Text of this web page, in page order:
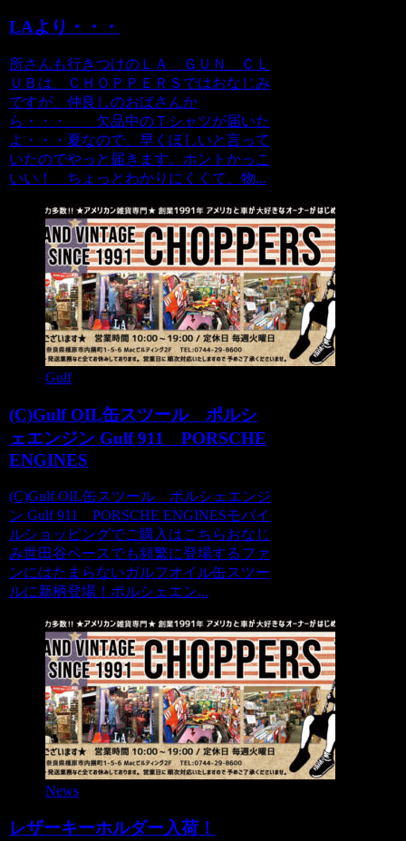
LAより・・・
所さんも行きつけのＬＡ ＧＵＮ ＣＬ
ＵＢは、ＣＨＯＰＰＥＲＳではおなじみ
ですが、仲良しのおばさんか
ら・・・ 欠品中のＴシャツが届いた
よ・・・夏なので、早くほしいと言って
いたのでやっと届きます。ホントかっこ
いい！ ちょっとわかりにくくて、物...
Gulf
(C)Gulf OIL缶スツール ポルシ
ェエンジン Gulf 911 PORSCHE
ENGINES
(C)Gulf OIL缶スツール ポルシェエンジ
ン Gulf 911 PORSCHE ENGINESモバイ
ルショッピングでご購入はこちらおなじ
み世田谷ベースでも頻繁に登場するファ
ンにはたまらないガルフオイル缶スツー
ルに新柄登場！ポルシェエン...
News
レザーキーホルダー入荷！